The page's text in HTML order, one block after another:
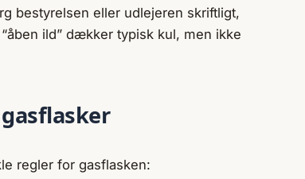
bestyrelsen eller udlejeren skriftligt,
ild” dækker typisk kul, men ikke
regler for gasflasken: